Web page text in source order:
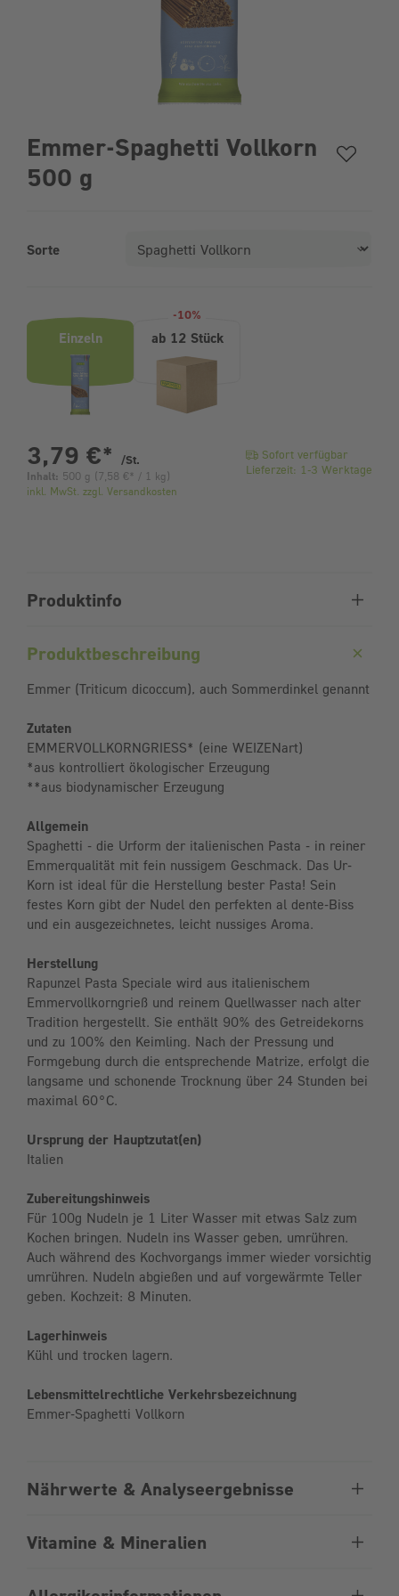
Emmer-Spaghetti Vollkorn
500 g
Sorte
Einzeln
-10%
ab 12 Stück
3,79 €* /St.
Inhalt: 500 g ( 7,58 € * / 1 kg)
inkl. MwSt. zzgl. Versandkosten
Sofort verfügbar
Lieferzeit: 1-3 Werktage
Produktinfo
Produktbeschreibung
Emmer (Triticum dicoccum), auch Sommerdinkel genannt
Zutaten
EMMERVOLLKORNGRIESS* (eine WEIZENart)
*aus kontrolliert ökologischer Erzeugung
**aus biodynamischer Erzeugung
Allgemein
Spaghetti - die Urform der italienischen Pasta - in reiner
Emmerqualität mit fein nussigem Geschmack. Das Ur-
Korn ist ideal für die Herstellung bester Pasta! Sein
festes Korn gibt der Nudel den perfekten al dente-Biss
und ein ausgezeichnetes, leicht nussiges Aroma.
Herstellung
Rapunzel Pasta Speciale wird aus italienischem
Emmervollkorngrieß und reinem Quellwasser nach alter
Tradition hergestellt. Sie enthält 90% des Getreidekorns
und zu 100% den Keimling. Nach der Pressung und
Formgebung durch die entsprechende Matrize, erfolgt die
langsame und schonende Trocknung über 24 Stunden bei
maximal 60°C.
Ursprung der Hauptzutat(en)
Italien
Zubereitungshinweis
Für 100g Nudeln je 1 Liter Wasser mit etwas Salz zum
Kochen bringen. Nudeln ins Wasser geben, umrühren.
Auch während des Kochvorgangs immer wieder vorsichtig
umrühren. Nudeln abgießen und auf vorgewärmte Teller
geben. Kochzeit: 8 Minuten.
Lagerhinweis
Kühl und trocken lagern.
Lebensmittelrechtliche Verkehrsbezeichnung
Emmer-Spaghetti Vollkorn
Nährwerte & Analyseergebnisse
Vitamine & Mineralien